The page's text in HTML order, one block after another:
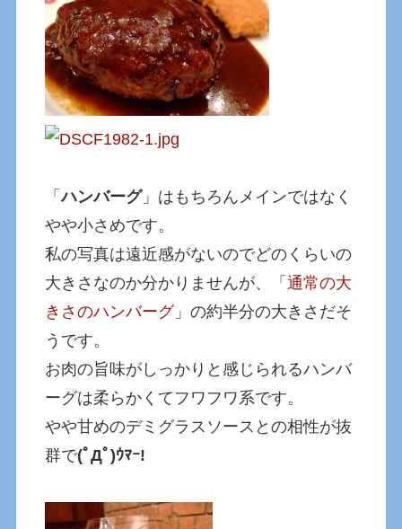
「ハンバーグ」はもちろんメインではなく
やや小さめです。
私の写真は遠近感がないのでどのくらいの
大きさなのか分かりませんが、「通常の大
きさのハンバーグ」の約半分の大きさだそ
うです。
お肉の旨味がしっかりと感じられるハンバ
ーグは柔らかくてフワフワ系です。
やや甘めのデミグラスソースとの相性が抜
群で(ﾟДﾟ)ｳﾏｰ!